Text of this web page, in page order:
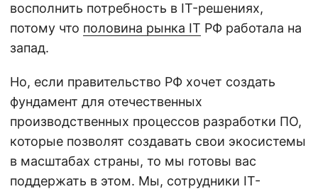
восполнить потребность в IT-решениях,
потому что половина рынка IT РФ работала на
запад.
Но, если правительство РФ хочет создать
фундамент для отечественных
производственных процессов разработки ПО,
которые позволят создавать свои экосистемы
в масштабах страны, то мы готовы вас
поддержать в этом. Мы, сотрудники IT-